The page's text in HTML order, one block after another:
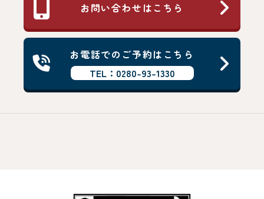
お問い合わせはこちら
お電話でのご予約はこちら
TEL：0280-93-1330